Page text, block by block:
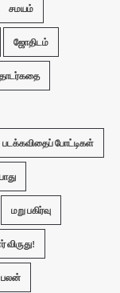
சமயம்
ஜோதிடம்
படக்கவிதைப் போட்டிகள்
மறு பகிர்வு
பலன்